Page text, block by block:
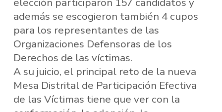
además se escogieron también 4 cupos
para los representantes de las
Organizaciones Defensoras de los
Derechos de las víctimas.
A su juicio, el principal reto de la nueva
Mesa Distrital de Participación Efectiva
de las Víctimas tiene que ver con la